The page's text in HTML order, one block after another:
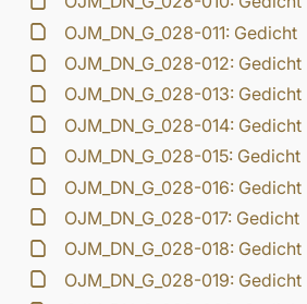
OJM_DN_G_028-011: Gedicht
OJM_DN_G_028-012: Gedicht
OJM_DN_G_028-013: Gedicht
OJM_DN_G_028-014: Gedicht
OJM_DN_G_028-015: Gedicht
OJM_DN_G_028-016: Gedicht
OJM_DN_G_028-017: Gedicht
OJM_DN_G_028-018: Gedicht
OJM_DN_G_028-019: Gedicht